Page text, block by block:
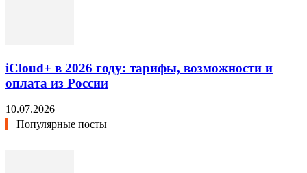
iCloud+ в 2026 году: тарифы, возможности и
оплата из России
10.07.2026
Популярные посты